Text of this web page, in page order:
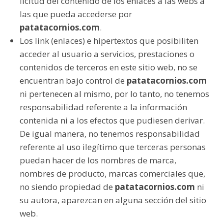
las que pueda accederse por
patatacornios.com.
Los link (enlaces) e hipertextos que posibiliten
acceder al usuario a servicios, prestaciones o
contenidos de terceros en este sitio web, no se
encuentran bajo control de patatacornios.com
ni pertenecen al mismo, por lo tanto, no tenemos
responsabilidad referente a la información
contenida ni a los efectos que pudiesen derivar.
De igual manera, no tenemos responsabilidad
referente al uso ilegítimo que terceras personas
puedan hacer de los nombres de marca,
nombres de producto, marcas comerciales que,
no siendo propiedad de patatacornios.com ni
su autora, aparezcan en alguna sección del sitio
web.